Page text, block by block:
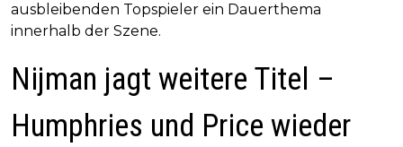
ausbleibenden Topspieler ein Dauerthema
innerhalb der Szene.
Nijman jagt weitere Titel –
Humphries und Price wieder